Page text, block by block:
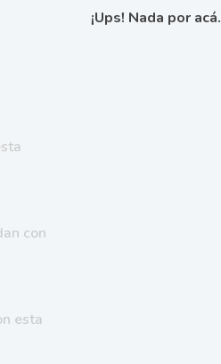
con
esta
¡Ups! Nada por acá.